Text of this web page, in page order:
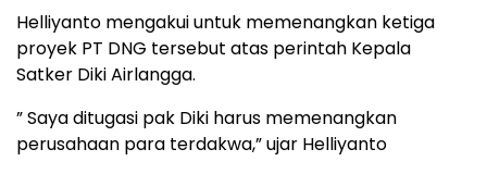
Helliyanto mengakui untuk memenangkan ketiga
proyek PT DNG tersebut atas perintah Kepala
Satker Diki Airlangga.
” Saya ditugasi pak Diki harus memenangkan
perusahaan para terdakwa,” ujar Helliyanto